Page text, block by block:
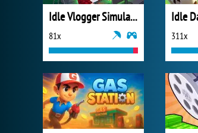
Idle Vlogger Simulator
81x 311x